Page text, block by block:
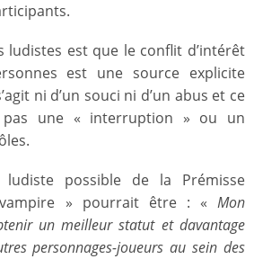
ludistes est que le conflit d’intérêt
est une source explicite
ni d’un souci ni d’un abus et ce
pas une « interruption » ou un
ludiste possible de la Prémisse
» pourrait être : « Mon
un meilleur statut et davantage
personnages-joueurs au sein des